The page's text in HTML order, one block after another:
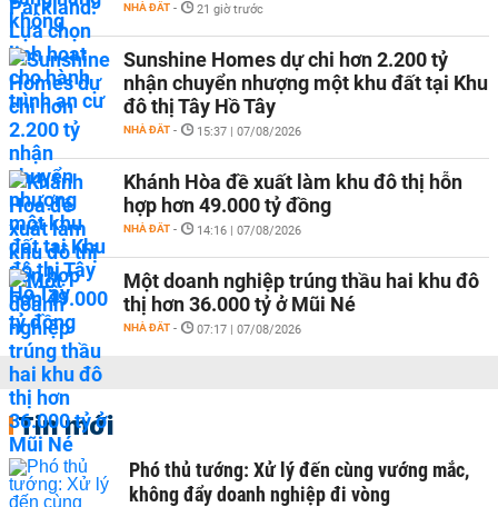
NHÀ ĐẤT - 21 giờ trước
Sunshine Homes dự chi hơn 2.200 tỷ
nhận chuyển nhượng một khu đất tại Khu
đô thị Tây Hồ Tây
NHÀ ĐẤT - 15:37 | 07/08/2026
Khánh Hòa đề xuất làm khu đô thị hỗn
hợp hơn 49.000 tỷ đồng
NHÀ ĐẤT - 14:16 | 07/08/2026
Một doanh nghiệp trúng thầu hai khu đô
thị hơn 36.000 tỷ ở Mũi Né
NHÀ ĐẤT - 07:17 | 07/08/2026
Tin mới
Phó thủ tướng: Xử lý đến cùng vướng mắc,
không đẩy doanh nghiệp đi vòng